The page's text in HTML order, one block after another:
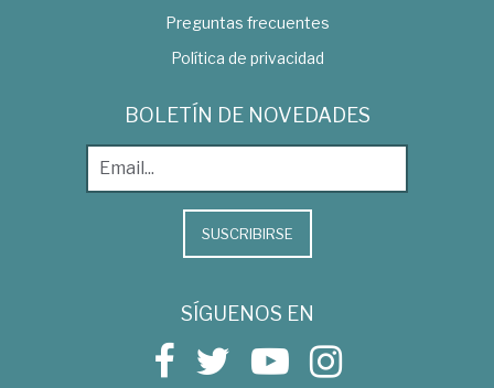
Preguntas frecuentes
Política de privacidad
BOLETÍN DE NOVEDADES
SUSCRIBIRSE
SÍGUENOS EN